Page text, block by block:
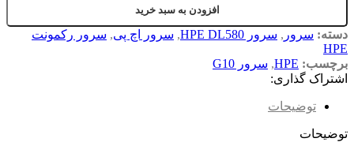
افزودن به سبد خرید
دسته: سرور , سرور HPE DL580 , سرور اچ پی, سرور رکمونت
HPE
برچسب: HPE
, سرور G10
اشتراک گذاری:
توضیحات
توضیحات